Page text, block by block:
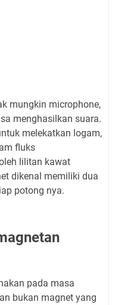
mungkin microphone,
menghasilkan suara.
melekatkan logam,
fluks
lilitan kawat
dikenal memiliki dua
potong nya.
pada masa
bukan magnet yang